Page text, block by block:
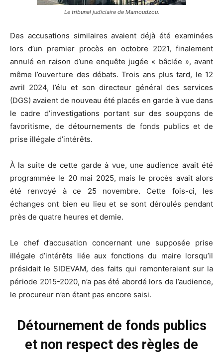
Le tribunal judiciaire de Mamoudzou.
Des accusations similaires avaient déjà été examinées
lors d’un premier procès en octobre 2021, finalement
annulé en raison d’une enquête jugée « bâclée », avant
même l’ouverture des débats. Trois ans plus tard, le 12
avril 2024, l’élu et son directeur général des services
(DGS) avaient de nouveau été placés en garde à vue dans
le cadre d’investigations portant sur des soupçons de
favoritisme, de détournements de fonds publics et de
prise illégale d’intérêts.
À la suite de cette garde à vue, une audience avait été
programmée le 20 mai 2025, mais le procès avait alors
été renvoyé à ce 25 novembre. Cette fois-ci, les
échanges ont bien eu lieu et se sont déroulés pendant
près de quatre heures et demie.
Le chef d’accusation concernant une supposée prise
illégale d’intérêts liée aux fonctions du maire lorsqu’il
présidait le SIDEVAM, des faits qui remonteraient sur la
période 2015-2020, n’a pas été abordé lors de l’audience,
le procureur n’en étant pas encore saisi.
Détournement de fonds publics
et non respect des règles de